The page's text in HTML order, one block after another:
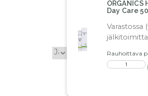
ORGANICS
Day Care
Varastossa
Rauhoittava